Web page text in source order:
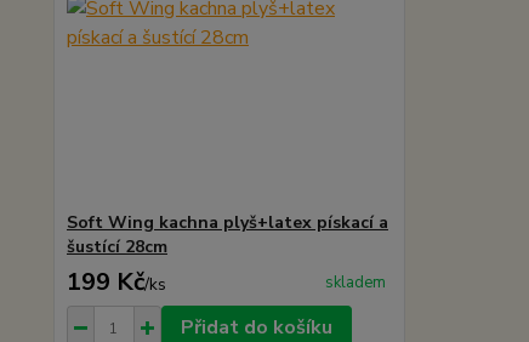
Soft Wing kachna plyš+latex pískací a
šustící 28cm
199 Kč/ks skladem
Přidat do košíku